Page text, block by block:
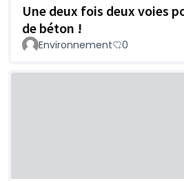
Une deux fois deux voies
de béton !
Environnement 0